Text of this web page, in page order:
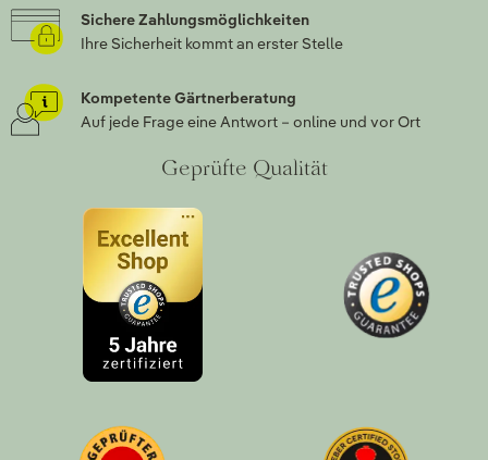
Sichere Zahlungsmöglichkeiten
Ihre Sicherheit kommt an erster Stelle
Kompetente Gärtnerberatung
Auf jede Frage eine Antwort – online und vor Ort
Geprüfte Qualität